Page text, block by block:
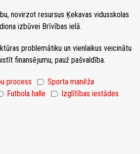
novirzot resursus Ķekavas vidusskolas
izbūvei Brīvības ielā.
problemātiku un vienlaikus veicinātu
finansējumu, pauž pašvaldība.
process label Sporta manēža
Futbola halle label Izglītības iestādes